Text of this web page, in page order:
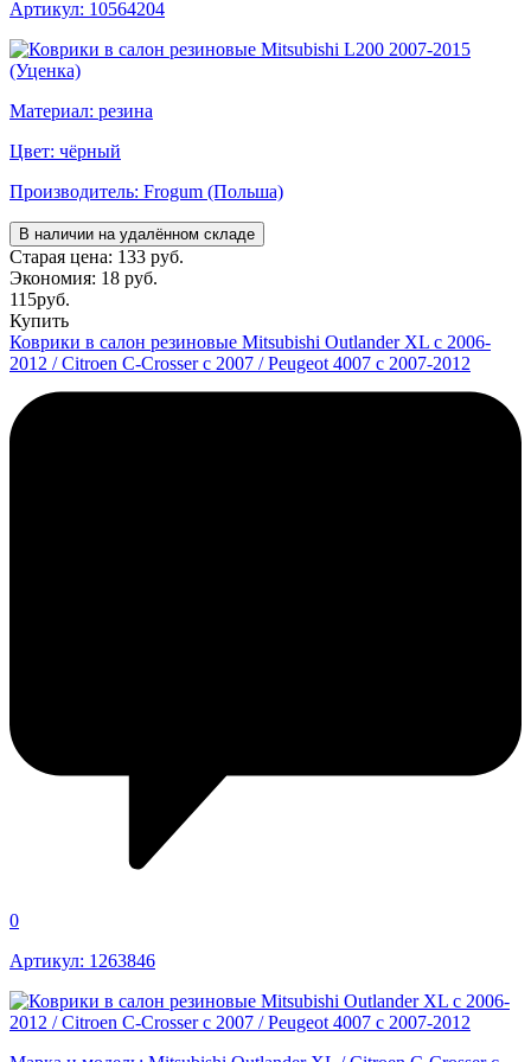
Артикул: 10564204
Материал: резина
Цвет: чёрный
Производитель: Frogum (Польша)
В наличии на удалённом складе
Старая цена: 133 руб.
Экономия: 18 руб.
115руб.
Купить
Коврики в салон резиновые Mitsubishi Outlander XL с 2006-
2012 / Citroen C-Crosser с 2007 / Peugeot 4007 с 2007-2012
0
Артикул: 1263846